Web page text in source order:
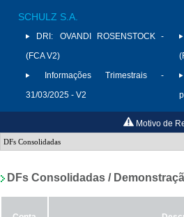
SCHULZ S.A.
DRI:
OVANDI ROSENSTOCK -
(FCA V2)
Informações Trimestrais -
31/03/2025 - V2
Motivo de